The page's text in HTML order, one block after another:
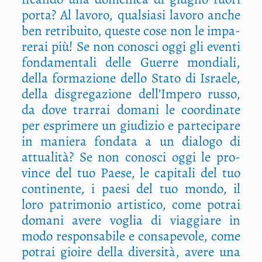
por­ta? Al lavo­ro, qual­sia­si lavo­ro anche
ben retri­bui­to, que­ste cose non le impa­
re­rai più! Se non cono­sci oggi gli even­ti
fon­da­men­ta­li del­le Guer­re mon­dia­li,
del­la for­ma­zio­ne del­lo Sta­to di Israe­le,
del­la disgre­ga­zio­ne dell’Impero rus­so,
da dove trar­rai doma­ni le coor­di­na­te
per espri­me­re un giu­di­zio e par­te­ci­pa­re
in manie­ra fon­da­ta a un dia­lo­go di
attua­li­tà? Se non cono­sci oggi le pro­
vin­ce del tuo Pae­se, le capi­ta­li del tuo
con­ti­nen­te, i pae­si del tuo mon­do, il
loro patri­mo­nio arti­sti­co, come potrai
doma­ni ave­re voglia di viag­gia­re in
modo respon­sa­bi­le e con­sa­pe­vo­le, come
potrai gioi­re del­la diver­si­tà, ave­re una